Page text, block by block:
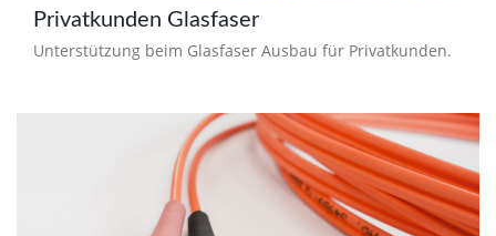
Privatkunden Glasfaser
Unterstützung beim Glasfaser Ausbau für Privatkunden.